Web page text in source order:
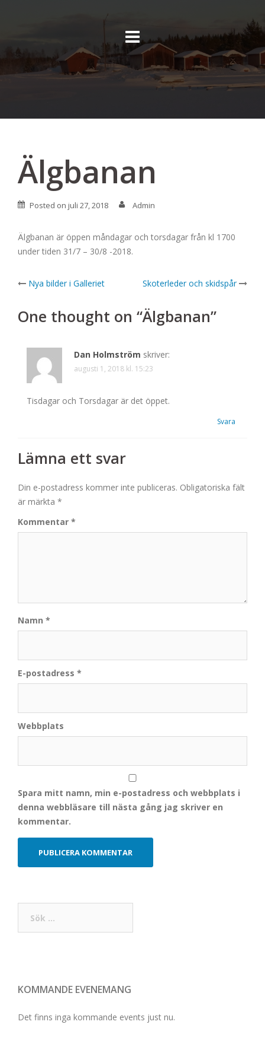
Älgbanan
Posted on juli 27, 2018 Admin
Älgbanan är öppen måndagar och torsdagar från kl 1700
under tiden 31/7 – 30/8 -2018.
Post
navigation
Nya bilder i Galleriet Skoterleder och skidspår
One thought on “Älgbanan”
Dan Holmström skriver:
augusti 1, 2018 kl. 15:23
Tisdagar och Torsdagar är det öppet.
Svara
Lämna ett svar
Din e-postadress kommer inte publiceras. Obligatoriska fält
är märkta *
Kommentar *
Namn *
E-postadress *
Webbplats
Spara mitt namn, min e-postadress och webbplats i
denna webbläsare till nästa gång jag skriver en
kommentar.
efter:
KOMMANDE EVENEMANG
Det finns inga kommande events just nu.